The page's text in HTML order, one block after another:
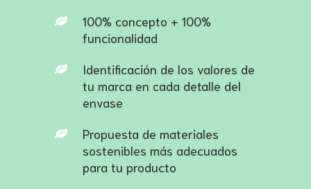
100% concepto + 100%
funcionalidad
Identificación de los valores de
tu marca en cada detalle del
envase
Propuesta de materiales
sostenibles más adecuados
para tu producto